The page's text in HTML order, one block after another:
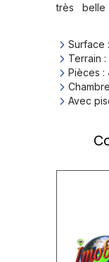
très   belle
Surface :
Terrain :
Pièces :
Avec